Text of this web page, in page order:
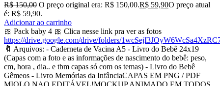
R$150,00 O preço original era: R$ 150,00.R$ 59,90O preço atual
é: R$ 59,90.
Adicionar ao carrinho
🎀 Pack baby 4 🎀 Clica nesse link pra ver as fotos
https://drive.google.com/drive/folders/
🔖 Arquivos: - Caderneta de Vacina A5 - Livro do Bebê 24x19
(Capas com a foto e as informações de nascimento do bebê: peso,
cm, hora , dia.. e tbm capas só com os temas) - Livro do Bebê
Gêmeos - Livro Memórias da InfânciaCAPAS EM PNG / PDF